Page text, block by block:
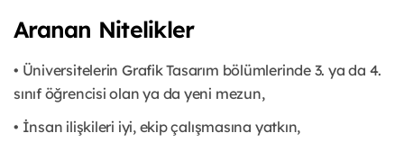
Aranan Nitelikler
• Üniversitelerin Grafik Tasarım bölümlerinde 3. ya da 4.
sınıf öğrencisi olan ya da yeni mezun,
• İnsan ilişkileri iyi, ekip çalışmasına yatkın,